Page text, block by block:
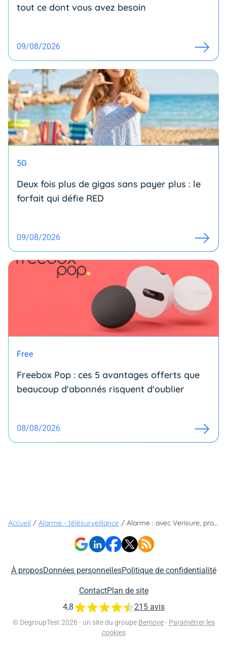
tout ce dont vous avez besoin
09/08/2026
5G
Deux fois plus de gigas sans payer plus : le
forfait qui défie RED
09/08/2026
Free
Freebox Pop : ces 5 avantages offerts que
beaucoup d'abonnés risquent d'oublier
08/08/2026
Accueil / Alarme - télésurveillance / Alarme : avec Verisure, protégez votre logement sans vous soucier de l'installation
À proposDonnées personnellesPolitique de confidentialité
ContactPlan de site
© DegroupTest 2026 - un site du groupe Bemove - Paramétrer les
cookies
4,8 215 avis